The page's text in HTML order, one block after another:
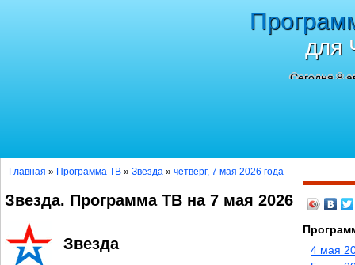
для
Сегодня 8
Главная » Программа ТВ » Звезда » четверг, 7 мая 2026 года
Звезда. Программа ТВ на 7 мая 2026
Звезда
4 мая